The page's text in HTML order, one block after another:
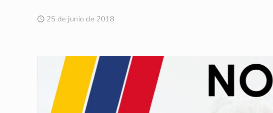
25 de junio de 2018